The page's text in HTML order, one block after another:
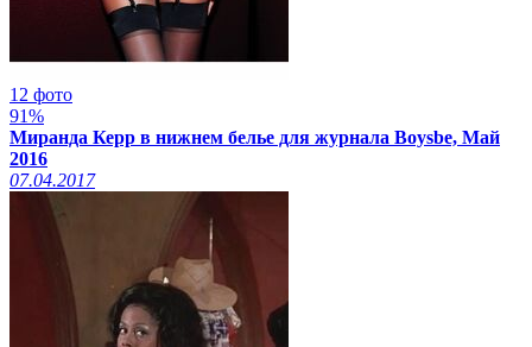
12 фото
91%
Миранда Керр в нижнем белье для журнала Boysbe, Май
2016
07.04.2017